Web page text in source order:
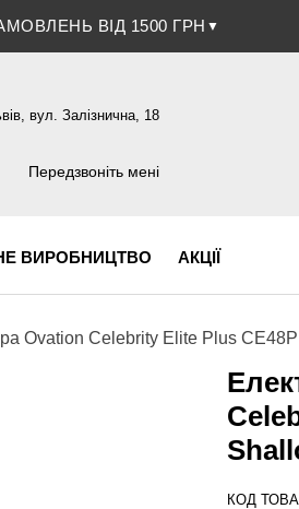
КАРТКОЮ▼
вул. Залізнична, 18
(096) 609 84 32
Передзвоніть мені
ВИРОБНИЦТВО АКЦІЇ
Ovation Celebrity Elite Plus
КОД